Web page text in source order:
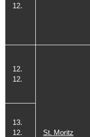
12.
12.
12.
St. Moritz
13.
12.